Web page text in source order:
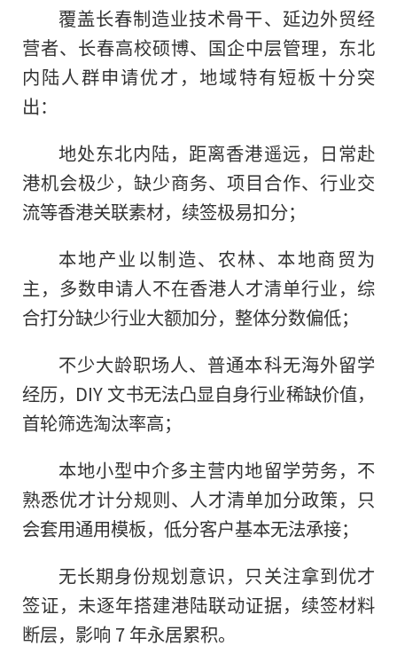
覆盖长春制造业技术骨干、延边外贸经
营者、长春高校硕博、国企中层管理，东北
内陆人群申请优才，地域特有短板十分突
出：
地处东北内陆，距离香港遥远，日常赴
港机会极少，缺少商务、项目合作、行业交
流等香港关联素材，续签极易扣分；
本地产业以制造、农林、本地商贸为
主，多数申请人不在香港人才清单行业，综
合打分缺少行业大额加分，整体分数偏低；
不少大龄职场人、普通本科无海外留学
经历，DIY 文书无法凸显自身行业稀缺价值，
首轮筛选淘汰率高；
本地小型中介多主营内地留学劳务，不
熟悉优才计分规则、人才清单加分政策，只
会套用通用模板，低分客户基本无法承接；
无长期身份规划意识，只关注拿到优才
签证，未逐年搭建港陆联动证据，续签材料
断层，影响 7 年永居累积。